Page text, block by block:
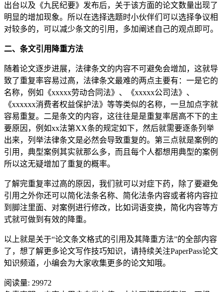
出台以及《九民纪要》发布后，关于该方面的论文数量出现了
明显的增加现象。所以在选择选题时小伙伴们可以选择争议相
对较多的，可以减少条文的引用，多加阐述自己的观点即可。
二、条文引用降重方法
随着论文逐步进展，法律条文的内容不可避免会增加，这就导
致了重复率容易过高，法律条文最难的两点主要有：一是它的
名称，例如《xxxxx劳动合同法》、《xxxxx公司法》、
《xxxxxx消费者权益保护法》等等类似的名称，一旦加点字就
容易重复。二是条文的内容，这往往是是重复率居高不下的主
要原因，例如xx法第XX条的规定如下，然后就需要逐条列举
出来，列举法律条文是必然会导致重复的。第三点就是案例的
引用，典型案例其实就那么多，而且每个人都想用典型的案例
所以这无疑增加了重复的概率。
了解完重复率过高的原因，我们就可以对症下药，除了要避免
引用之外你还可以简化法条名称、简化法条内容或者将内容拉
到脚注里面、对案例进行修改，比如词语变换，简化内容等方
式就可做到有效的降重。
以上就是关于“论文条文格式的引用及其降重方法”的全部内容
了，想了解更多论文写作技巧知识，请持续关注PaperPass论文
知识频道，小编会为大家收集更多的论文知哦。
阅读量: 29972